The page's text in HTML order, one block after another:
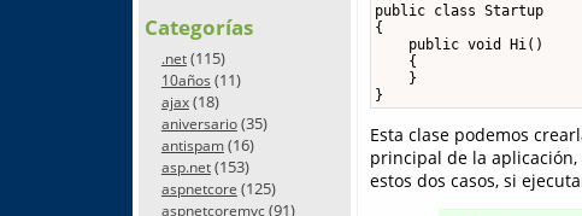
Categorías
.net(115)
10años (11)
ajax(18)
aniversario(35)
antispam(16)
asp.net(153)
aspnetcore (125)
aspnetcoremvc(91)
public class Startup
{
    public void Hi()
    {
    }
}
Esta clase podemos
principal de la
estos dos casos, si